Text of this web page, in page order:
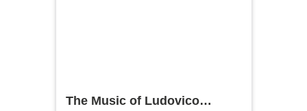
The Music of Ludovico